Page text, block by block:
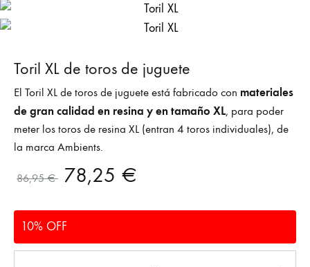
Toril XL de toros de juguete
El Toril XL de toros de juguete está fabricado con materiales
de gran calidad en resina y en tamaño XL, para poder
meter los toros de resina XL (entran 4 toros individuales), de
la marca Ambients.
86,95€ 78,25 €
10% OFF